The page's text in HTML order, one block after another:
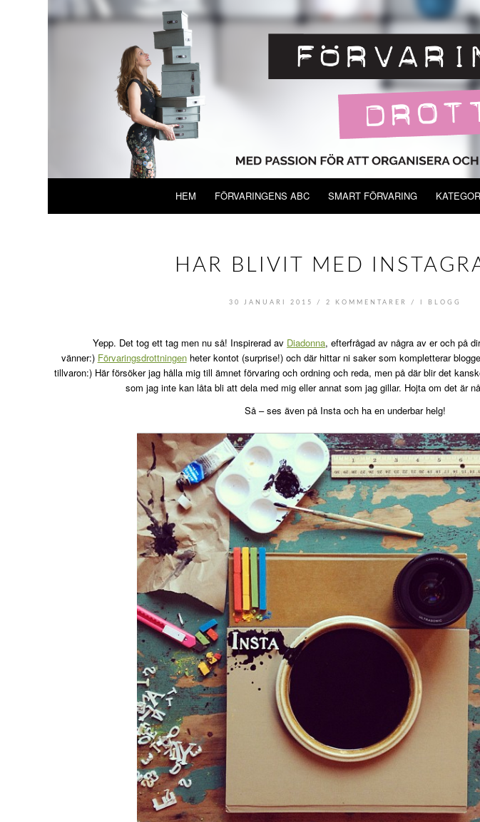
HEM FÖRVARINGENS ABC SMART FÖRVARING
HAR BLIVIT MED
30 JANUARI 2015 / 2 KOMMENTARER / BLOGG
Yepp. Det tog ett tag men nu så! Inspirerad av Diadonna, efterfrågad av några av er och på
vänner:) Förvaringsdrottningenheter kontot (surprise!) och där hittar ni saker som kompletterar
tillvaron:) Här försöker jag hålla mig till ämnet förvaring och ordning och reda, men på där blir det
som jag inte kan låta bli att dela med mig eller annat som jag gillar. Hojta om det är
Så – ses även på Insta och ha en underbar helg!